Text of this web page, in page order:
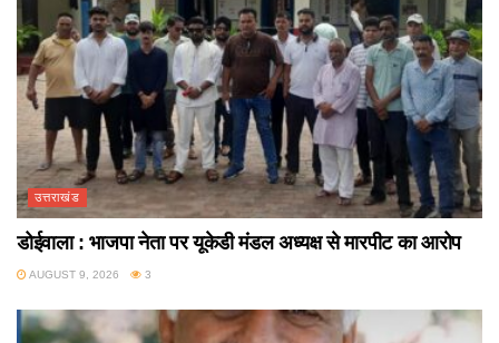
उत्तराखंड
डोईवाला : भाजपा नेता पर यूकेडी मंडल अध्यक्ष से मारपीट का आरोप
AUGUST 9, 2026 3